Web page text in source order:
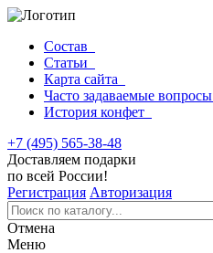
Состав
Статьи
Карта сайта
Часто задаваемые вопросы
История конфет
+7 (495) 565-38-48
Доставляем подарки
по всей России!
Регистрация Авторизация
Отмена
Меню